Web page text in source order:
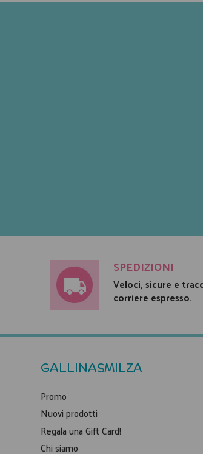
SPEDIZIONI
Veloci, sicure e
corriere espresso.
GALLINASMILZA
Promo
Nuovi prodotti
Regala una Gift Card!
Chi siamo